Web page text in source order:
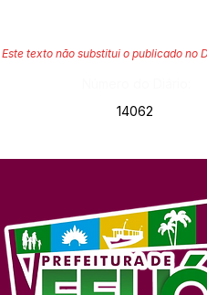
Este texto não substitui o publicado no
14062